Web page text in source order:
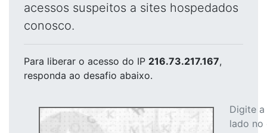
acessos suspeitos a sites hospedados
conosco.
Para liberar o acesso do IP 216.73.217.167,
responda ao desafio abaixo.
Digite
lado no